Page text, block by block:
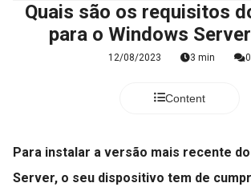
Quais são os requisitos
para o Windows
12/08/2023 3 min 0
Content
Para instalar a versão mais recente do
Server, o seu dispositivo tem de